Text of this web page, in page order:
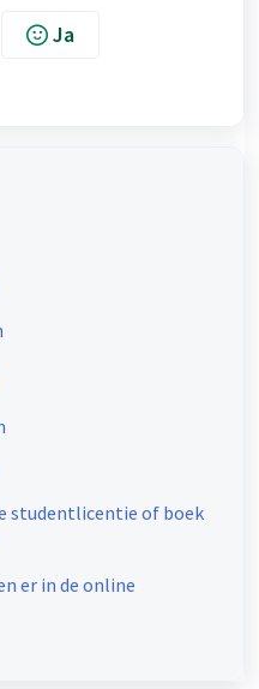
Ja
studentlicentie of boek
er in de online